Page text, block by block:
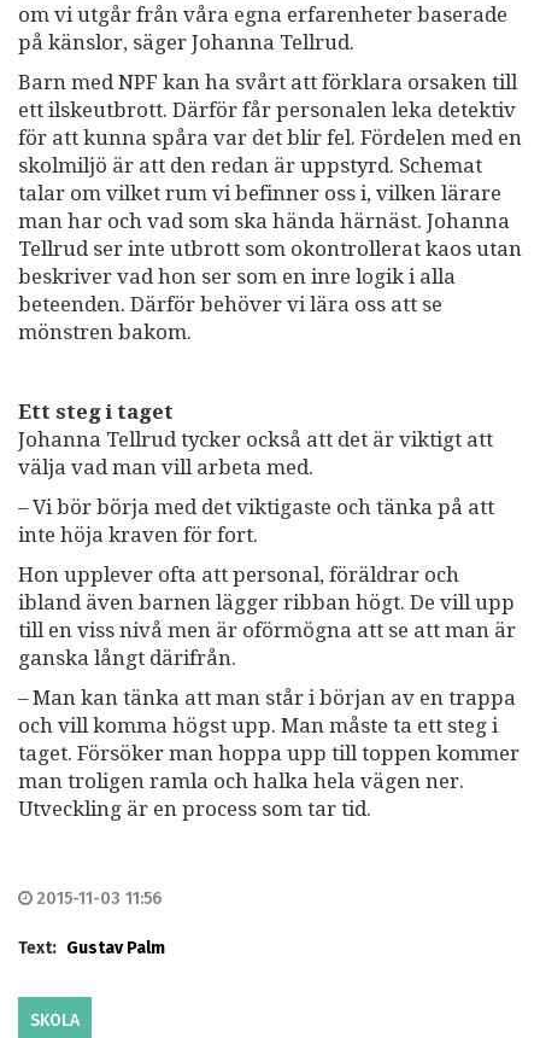
om vi utgår från våra egna erfarenheter baserade
på känslor, säger Johanna Tellrud.
Barn med NPF kan ha svårt att förklara orsaken till
ett ilskeutbrott. Därför får personalen leka detektiv
för att kunna spåra var det blir fel. Fördelen med en
skolmiljö är att den redan är uppstyrd. Schemat
talar om vilket rum vi befinner oss i, vilken lärare
man har och vad som ska hända härnäst. Johanna
Tellrud ser inte utbrott som okontrollerat kaos utan
beskriver vad hon ser som en inre logik i alla
beteenden. Därför behöver vi lära oss att se
mönstren bakom.
Ett steg i taget
Johanna Tellrud tycker också att det är viktigt att
välja vad man vill arbeta med.
– Vi bör börja med det viktigaste och tänka på att
inte höja kraven för fort.
Hon upplever ofta att personal, föräldrar och
ibland även barnen lägger ribban högt. De vill upp
till en viss nivå men är oförmögna att se att man är
ganska långt därifrån.
– Man kan tänka att man står i början av en trappa
och vill komma högst upp. Man måste ta ett steg i
taget. Försöker man hoppa upp till toppen kommer
man troligen ramla och halka hela vägen ner.
Utveckling är en process som tar tid.
2015-11-03 11:56
Text: Gustav Palm
SKOLA